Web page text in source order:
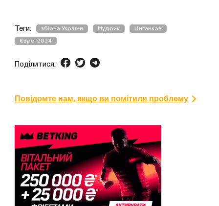
Теги: збірна України Мудрик Циганков
Євро-2024
Поділитися:
Повідомте нам, якщо ви помітили проблему